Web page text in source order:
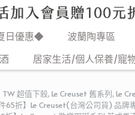
日優惠◆ 波蘭陶專區
居家生活/個人保養/寵
TW 超值下殺, Le Creuset 舊系列, Le
件65折】Le Creuset(台灣公司貨) 品